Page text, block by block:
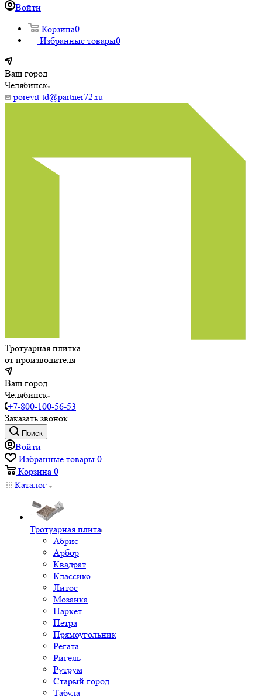
Войти
Корзина0
Избранные товары0
Ваш город
Челябинск
porevit-td@partner72.ru
Тротуарная плитка
от производителя
Ваш город
Челябинск
+7-800-100-56-53
Заказать звонок
Поиск
Войти
Избранные товары 0
Корзина 0
Каталог
Тротуарная плита
Абрис
Арбор
Квадрат
Классико
Литос
Мозаика
Паркет
Петра
Прямоугольник
Регата
Ригель
Рутрум
Старый город
Табула